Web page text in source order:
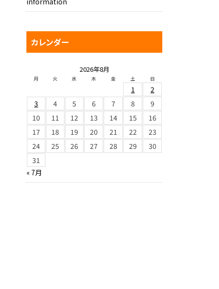
カレンダー
2026年8月
月 火 水 木 金 土 日
1
2
3
4 5 6 7 8
9
10
11 12 13 14 15
16
17
18 19 20 21 22
23
24
25 26 27 28 29
30
31
« 7月